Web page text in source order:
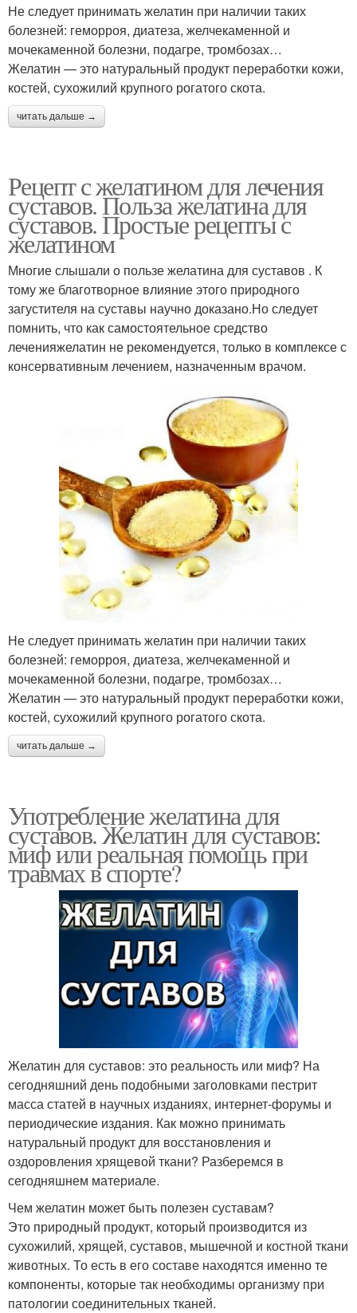
Не следует принимать желатин при наличии таких
болезней: геморроя, диатеза, желчекаменной и
мочекаменной болезни, подагре, тромбозах…
Желатин — это натуральный продукт переработки кожи,
костей, сухожилий крупного рогатого скота.
читать дальше →
Рецепт с желатином для лечения
суставов. Польза желатина для
суставов. Простые рецепты с
желатином
Многие слышали о пользе желатина для суставов . К
тому же благотворное влияние этого природного
загустителя на суставы научно доказано.Но следует
помнить, что как самостоятельное средство
леченияжелатин не рекомендуется, только в комплексе с
консервативным лечением, назначенным врачом.
Не следует принимать желатин при наличии таких
болезней: геморроя, диатеза, желчекаменной и
мочекаменной болезни, подагре, тромбозах…
Желатин — это натуральный продукт переработки кожи,
костей, сухожилий крупного рогатого скота.
читать дальше →
Употребление желатина для
суставов. Желатин для суставов:
миф или реальная помощь при
травмах в спорте?
Желатин для суставов: это реальность или миф? На
сегодняшний день подобными заголовками пестрит
масса статей в научных изданиях, интернет-форумы и
периодические издания. Как можно принимать
натуральный продукт для восстановления и
оздоровления хрящевой ткани? Разберемся в
сегодняшнем материале.
Чем желатин может быть полезен суставам?
Это природный продукт, который производится из
сухожилий, хрящей, суставов, мышечной и костной ткани
животных. То есть в его составе находятся именно те
компоненты, которые так необходимы организму при
патологии соединительных тканей.